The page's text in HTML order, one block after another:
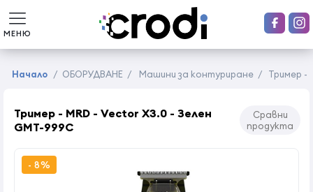
МЕНЮ
Начало / ОБОРУДВАНЕ / Машини за контуриране / Тример -
Тример - MRD - Vector X3.0 - Зелен
GMT-999C
Сравни
продукта
- 8%